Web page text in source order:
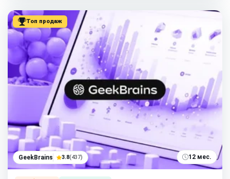
Топ продаж
GeekBrains 3.8(437) 12 мес.